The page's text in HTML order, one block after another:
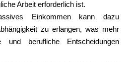
Hilfe
Arbeit erforderlich ist.
Einkommen kann dazu
zu erlangen, was mehr
und berufliche Entscheidungen